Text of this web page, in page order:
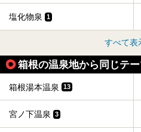
塩化物泉 1
すべて表
箱根の温泉地から同じテ
箱根湯本温泉 13
宮ノ下温泉 3